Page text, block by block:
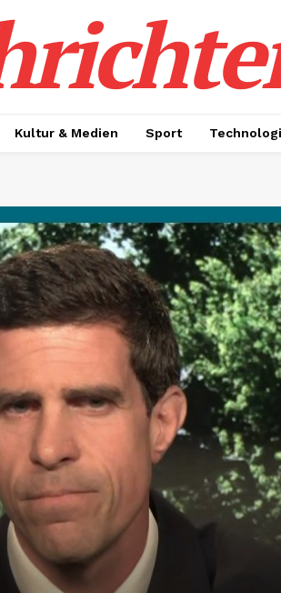
Kultur & Medien Sport